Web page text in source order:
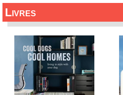
Livres